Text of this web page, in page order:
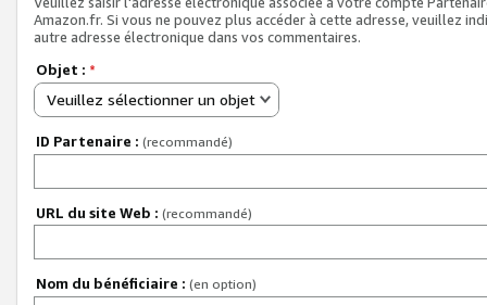
Amazon.fr. Si vous ne pouvez plus accéder à cette adresse, veuillez
autre adresse électronique dans vos commentaires.
Objet : *
Veuillez sélectionner un objet
ID Partenaire : (recommandé)
URL du site Web : (recommandé)
Nom du bénéficiaire : (en option)